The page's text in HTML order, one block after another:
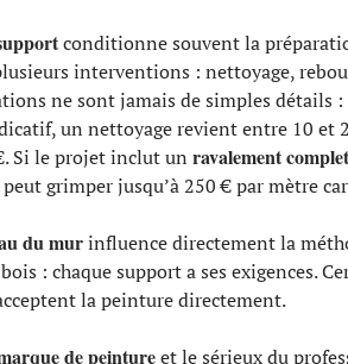
conditionne souvent la
interventions : nettoyage,
ne sont jamais de simples détails
un nettoyage revient entre 10 et
Si le projet inclut un ravalement complet
grimper jusqu’à 250 € par mètre
du murinfluence directement la
: chaque support a ses exigences.
la peinture directement.
de peintureet le sérieux du